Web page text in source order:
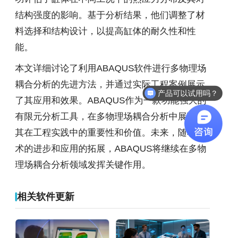
结构强度的影响。基于分析结果，他们调整了材
料选择和结构设计，以提高缸体的耐久性和性
能。
本文详细讨论了利用ABAQUS软件进行多物理场
耦合分析的先进方法，并通过实际工程案例展示
了其应用和效果。ABAQUS作为一款功能强大的
有限元分析工具，在多物理场耦合分析中展现了
其在工程实践中的重要性和价值。未来，随着技
术的进步和应用的拓展，ABAQUS将继续在多物
理场耦合分析领域发挥关键作用。
相关软件更新
产品可以试用吗？
软件有折扣吗？